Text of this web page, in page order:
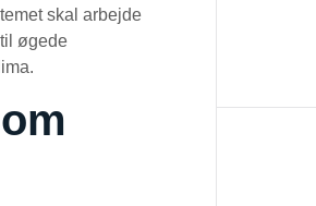
skal arbejde
øgede